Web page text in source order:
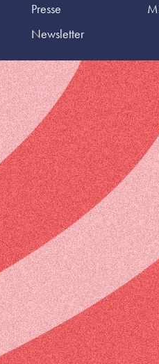
Presse
Newsletter